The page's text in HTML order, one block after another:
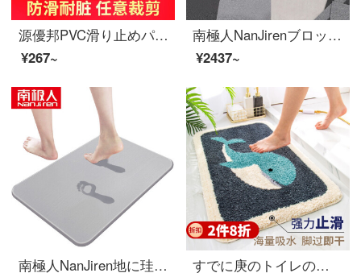
源優邦PVC滑り止めパッド透かし滑り止めパッド防水バスルーム滑り止めマットトイレのシャワールームトイレのマット風呂場のトイレの洗面所のプラスチックのマット灰色4.5 mm中厚さ0.9メートル*1メートル
¥267~
南極人NanJirenブロック自由綴りカーペットオフィスのリビングホテルには、滑り止めカーペット5平方メートルセット50*50 cm 20枚入りのシートが敷かれています。
¥2437~
南極人NanJiren地に珪藻泥のフロアマットを敷いて、バスルームの滑り止めマットを吸い込みます。トイレのキッチンマット35*45 cm
すでに庚のトイレの浴室の入り口の家庭用吸水滑り止めマットバスタブの浴室マットトイレの吸水マットの入り口に入ります。